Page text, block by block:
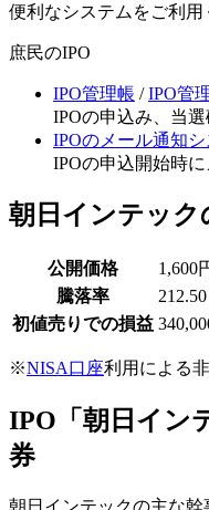
便利なシステムをご利用
庶民のIPO
IPO管理帳 /IPO管
IPOの申込み、当選
IPOのメール通知シ
IPOの申込開始時に
朝日インテック
公開価格 1,600
騰落率
初値売りでの損益
※NISA口座利用による
IPO「朝日イン
券